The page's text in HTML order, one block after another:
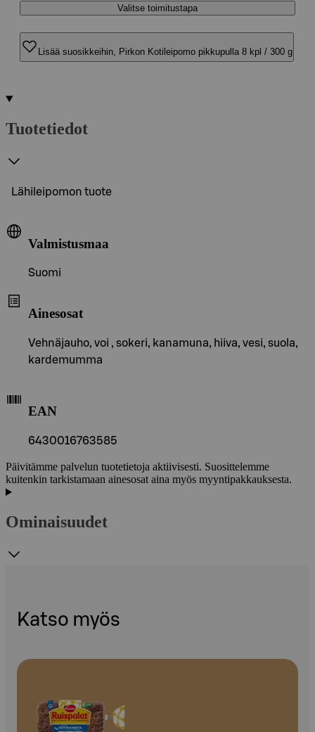
Valitse toimitustapa
Lisää suosikkeihin, Pirkon Kotileipomo pikkupulla 8 kpl / 300 g
Tuotetiedot
Lähileipomon tuote
Valmistusmaa
Suomi
Ainesosat
Vehnäjauho, voi , sokeri, kanamuna, hiiva, vesi, suola,
kardemumma
EAN
6430016763585
Päivitämme palvelun tuotetietoja aktiivisesti. Suosittelemme
kuitenkin tarkistamaan ainesosat aina myös myyntipakkauksesta.
Ominaisuudet
Katso myös